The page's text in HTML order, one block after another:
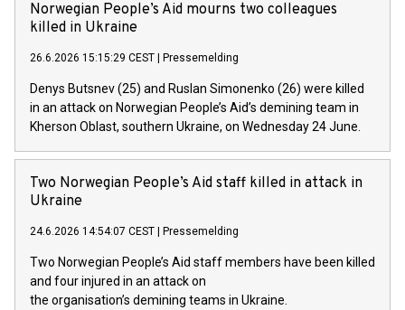
Norwegian People’s Aid mourns two colleagues
killed in Ukraine
26.6.2026 15:15:29 CEST Pressemelding
Denys Butsnev (25) and Ruslan Simonenko (26) were killed
in an attack on Norwegian People’s Aid’s demining team in
Kherson Oblast, southern Ukraine, on Wednesday 24 June.
Two Norwegian People’s Aid staff killed in attack in
Ukraine
24.6.2026 14:54:07 CEST Pressemelding
Two Norwegian People’s Aid staff members have been killed
and four injured in an attack on
the organisation’s demining teams in Ukraine.